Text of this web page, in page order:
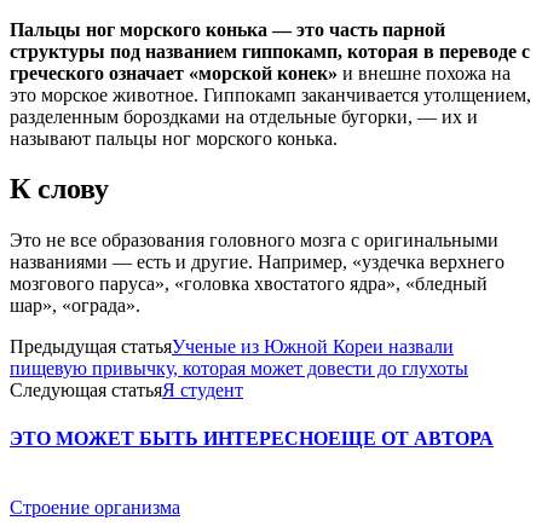
Пальцы ног морского конька — это часть парной
структуры под названием гиппокамп, которая в переводе с
греческого означает «морской конек» и внешне похожа на
это морское животное. Гиппокамп заканчивается утолщением,
разделенным бороздками на отдельные бугорки, — их и
называют пальцы ног морского конька.
К слову
Это не все образования головного мозга с оригинальными
названиями — есть и другие. Например, «уздечка верхнего
мозгового паруса», «головка хвостатого ядра», «бледный
шар», «ограда».
Предыдущая статьяУченые из Южной Кореи назвали
пищевую привычку, которая может довести до глухоты
Следующая статьяЯ студент
ЭТО МОЖЕТ БЫТЬ ИНТЕРЕСНОЕЩЕ ОТ АВТОРА
Строение организма